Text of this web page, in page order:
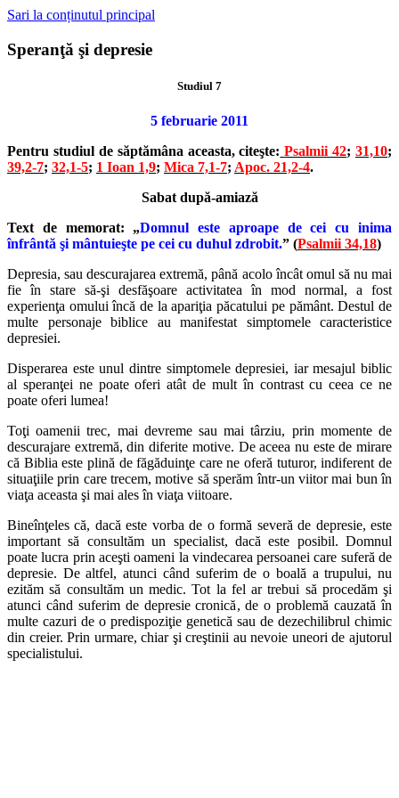
Sari la conținutul principal
Speranţă şi depresie
Studiul 7
5 februarie 2011
Pentru studiul de săptămâna aceasta, citeşte: Psalmii 42; 31,10;
39,2-7; 32,1-5; 1 Ioan 1,9; Mica 7,1-7; Apoc. 21,2-4.
Sabat după-amiază
Text de memorat: „Domnul este aproape de cei cu inima
înfrântă şi mântuieşte pe cei cu duhul zdrobit.” (Psalmii 34,18)
Depresia, sau descurajarea extremă, până acolo încât omul să nu mai
fie în stare să-şi desfăşoare activitatea în mod normal, a fost
experienţa omului încă de la apariţia păcatului pe pământ. Destul de
multe personaje biblice au manifestat simptomele caracteristice
depresiei.
Disperarea este unul dintre simptomele depresiei, iar mesajul biblic
al speranţei ne poate oferi atât de mult în contrast cu ceea ce ne
poate oferi lumea!
Toţi oamenii trec, mai devreme sau mai târziu, prin momente de
descurajare extremă, din diferite motive. De aceea nu este de mirare
că Biblia este plină de făgăduinţe care ne oferă tuturor, indiferent de
situaţiile prin care trecem, motive să sperăm într-un viitor mai bun în
viaţa aceasta şi mai ales în viaţa viitoare.
Bineînţeles că, dacă este vorba de o formă severă de depresie, este
important să consultăm un specialist, dacă este posibil. Domnul
poate lucra prin aceşti oameni la vindecarea persoanei care suferă de
depresie. De altfel, atunci când suferim de o boală a trupului, nu
ezităm să consultăm un medic. Tot la fel ar trebui să procedăm şi
atunci când suferim de depresie cronică, de o problemă cauzată în
multe cazuri de o predispoziţie genetică sau de dezechilibrul chimic
din creier. Prin urmare, chiar şi creştinii au nevoie uneori de ajutorul
specialistului.